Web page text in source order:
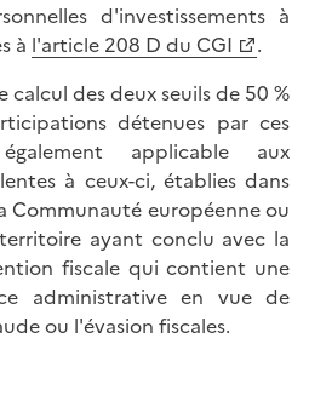
d'investissements à
à l'article 208 D du CGI
.
calcul des deux seuils de 50 %
détenues par ces
applicable aux
à ceux-ci, établies dans
Communauté européenne ou
ayant conclu avec la
fiscale qui contient une
administrative en vue de
ou l'évasion fiscales.